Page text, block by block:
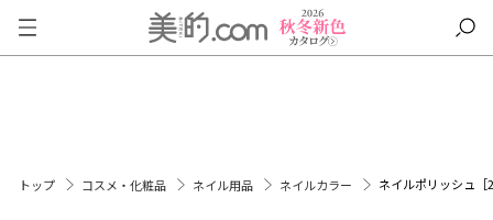
トップ コスメ・化粧品 ネイル用品 ネイルカラー ネイルポリッシュ［